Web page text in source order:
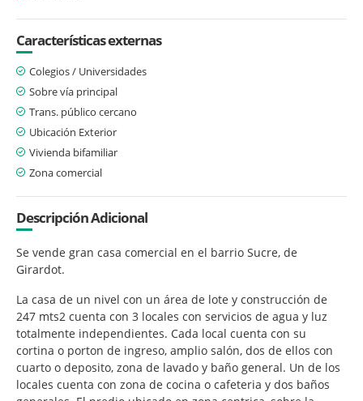
Características externas
Colegios / Universidades
Sobre vía principal
Trans. público cercano
Ubicación Exterior
Vivienda bifamiliar
Zona comercial
Descripción Adicional
Se vende gran casa comercial en el barrio Sucre, de
Girardot.
La casa de un nivel con un área de lote y construcción de
247 mts2 cuenta con 3 locales con servicios de agua y luz
totalmente independientes. Cada local cuenta con su
cortina o porton de ingreso, amplio salón, dos de ellos con
cuarto o deposito, zona de lavado y baño general. Un de los
locales cuenta con zona de cocina o cafeteria y dos baños